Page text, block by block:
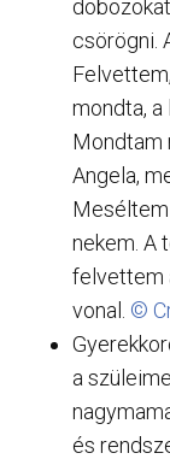
csörögni.
mondta, a
Mondtam
Angela,
Meséltem
nekem. A
felvettem
vonal. ©
a
és